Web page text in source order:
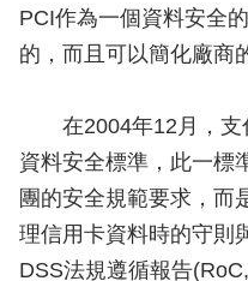
PCI作為一個資料安全
的，而且可以簡化廠商
在2004年12月，支
資料安全標準，此一標
團的安全規範要求，而
理信用卡資料時的守則
DSS法規遵循報告